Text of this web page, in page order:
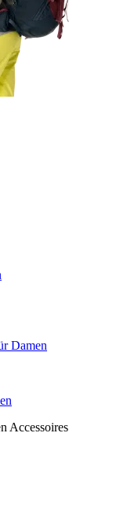
Damen
Accessoires